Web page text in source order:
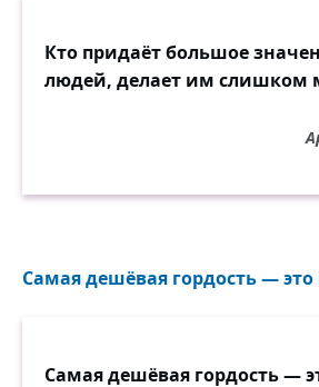
Кто придаёт большое
людей, делает им слишком
Самая дешёвая гордость —
Самая дешёвая гордость —